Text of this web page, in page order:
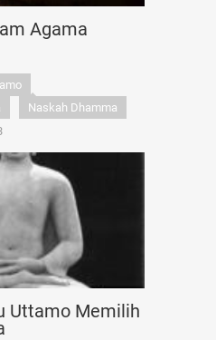
Agama
Naskah Dhamma
Uttamo Memilih